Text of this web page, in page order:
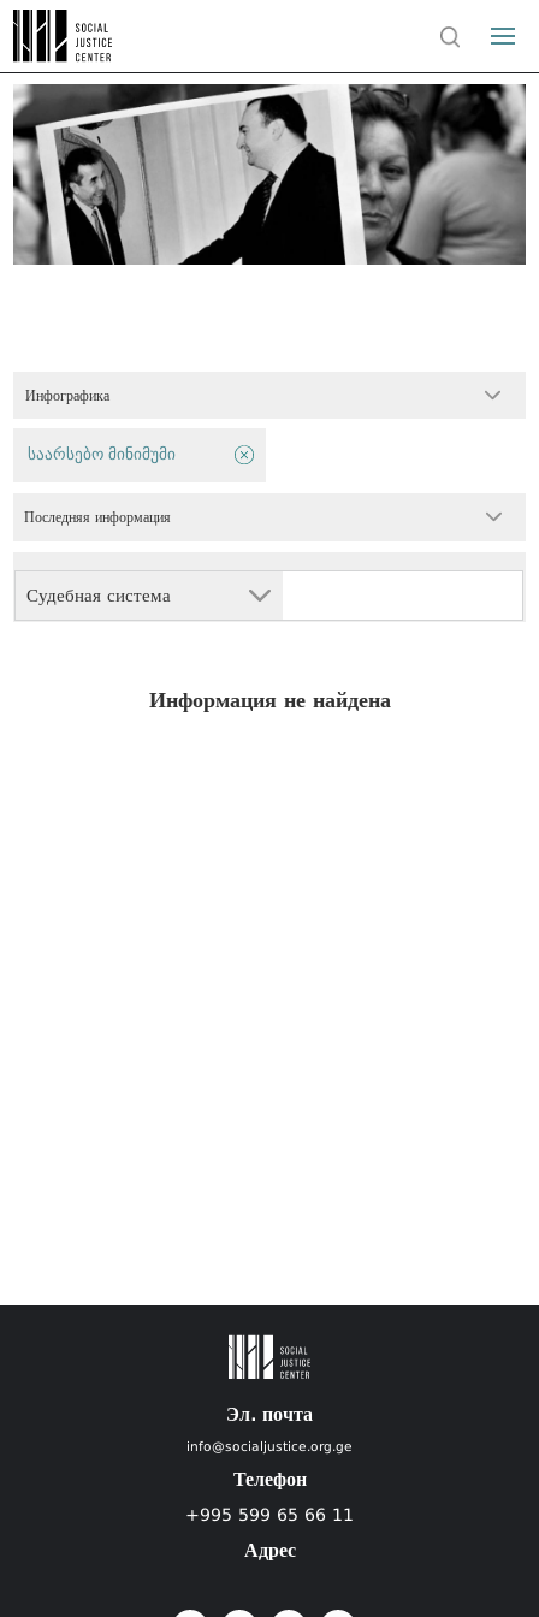
Инфографика
Судебная система
საარსებო მინიმუმი
Последняя информация
Информация не найдена
Эл. почта
info@socialjustice.org.ge
Телефон
+995 599 65 66 11
Адрес